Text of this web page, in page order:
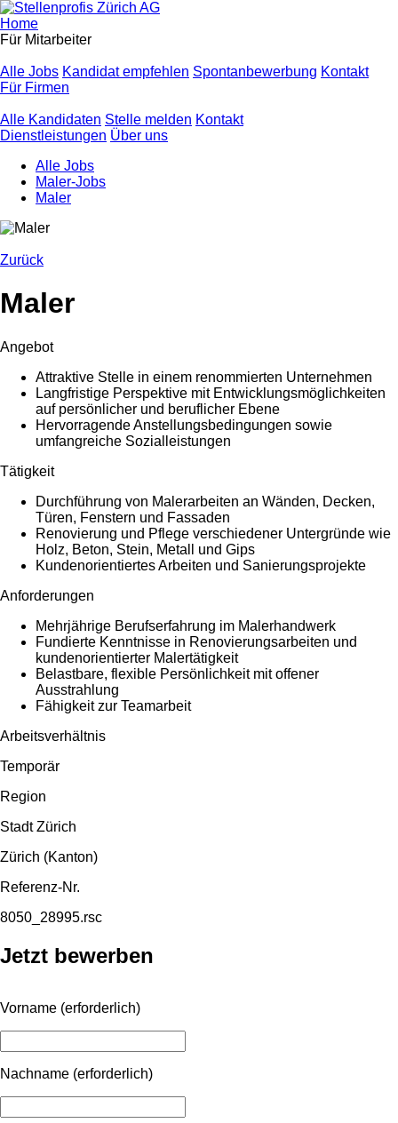
Home
Für Mitarbeiter
Alle Jobs Kandidat empfehlen Spontanbewerbung Kontakt
Für Firmen
Alle Kandidaten Stelle melden Kontakt
Dienstleistungen Über uns
Alle Jobs
Maler-Jobs
Maler
Zurück
Maler
Angebot
Attraktive Stelle in einem renommierten Unternehmen
Langfristige Perspektive mit Entwicklungsmöglichkeiten
auf persönlicher und beruflicher Ebene
Hervorragende Anstellungsbedingungen sowie
umfangreiche Sozialleistungen
Tätigkeit
Durchführung von Malerarbeiten an Wänden, Decken,
Türen, Fenstern und Fassaden
Renovierung und Pflege verschiedener Untergründe wie
Holz, Beton, Stein, Metall und Gips
Kundenorientiertes Arbeiten und Sanierungsprojekte
Anforderungen
Mehrjährige Berufserfahrung im Malerhandwerk
Fundierte Kenntnisse in Renovierungsarbeiten und
kundenorientierter Malertätigkeit
Belastbare, flexible Persönlichkeit mit offener
Ausstrahlung
Fähigkeit zur Teamarbeit
Arbeitsverhältnis
Temporär
Region
Stadt Zürich
Zürich (Kanton)
Referenz-Nr.
8050_28995.rsc
Jetzt bewerben
Vorname (erforderlich)
Nachname (erforderlich)